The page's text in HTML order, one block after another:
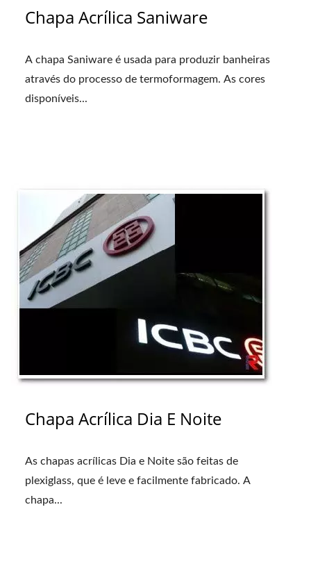
Chapa Acrílica Saniware
A chapa Saniware é usada para produzir banheiras
através do processo de termoformagem. As cores
disponíveis...
Chapa Acrílica Dia E Noite
As chapas acrílicas Dia e Noite são feitas de
plexiglass, que é leve e facilmente fabricado. A
chapa...